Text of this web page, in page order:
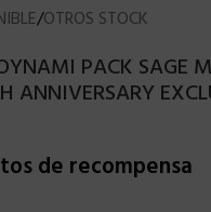
/OTROS STOCK
PACK SAGE
ANNIVERSARY
de recompensa